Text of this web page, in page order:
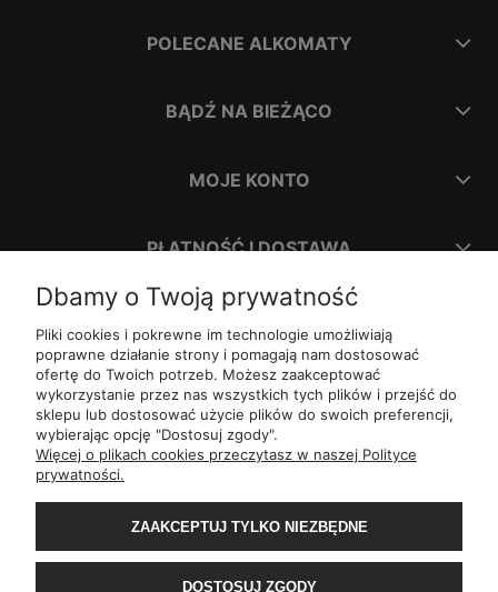
POLECANE ALKOMATY
BĄDŹ NA BIEŻĄCO
MOJE KONTO
PŁATNOŚĆ I DOSTAWA
INFORMACJE
O NAS
ul.Romana Dmowskiego 1,
Św. Filipa 23/3, 31-150 Kraków
ul.Mielęckiego 10 lok 503,
Al.Jerozolimskie 81 lok 7.10, 02-001 Warszawa
Wały Piastowskie 1lok. 1508,80-855 Gdańsk
Białystok
ul.ul. 1-go Maja 13lok. 2,20-410 Lublin
Rejtana 49/6, 35-310 Rzeszów
Dbamy o Twoją prywatność
Pliki cookies i pokrewne im technologie umożliwiają
poprawne działanie strony i pomagają nam dostosować
ofertę do Twoich potrzeb. Możesz zaakceptować
wykorzystanie przez nas wszystkich tych plików i przejść do
sklepu lub dostosować użycie plików do swoich preferencji,
wybierając opcję "Dostosuj zgody".
Więcej o plikach cookies przeczytasz w naszej Polityce
prywatności.
ZAAKCEPTUJ TYLKO NIEZBĘDNE
DOSTOSUJ ZGODY